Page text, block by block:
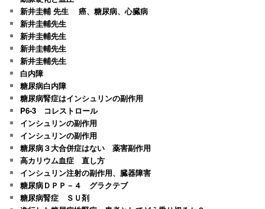
新井圭輔 先生 癌、糖尿病、心臓病
新井圭輔先生
新井圭輔先生
新井圭輔先生
新井圭輔先生
白内障
糖尿病白内障
糖尿病腎症はインシュリンの副作用
P6-3 コレストロール
インシュリンの副作用
インシュリンの副作用
糖尿病３大合併症はない 薬害副作用
高カリウム血症 直し方
インシュリン注射の副作用、臓器障害
糖尿病ＤＰＰ－４ グラクテブ
糖尿病腎症 ＳＵ剤